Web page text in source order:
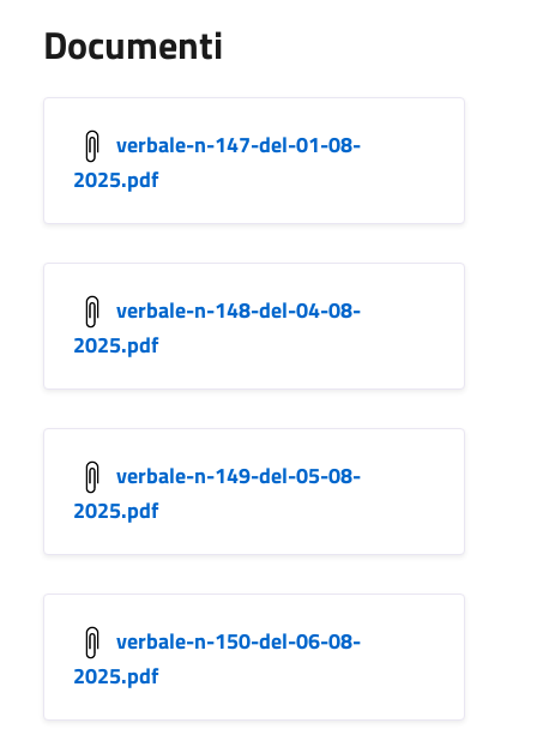
Documenti
verbale-n-147-del-01-08-
2025.pdf
verbale-n-148-del-04-08-
2025.pdf
verbale-n-149-del-05-08-
2025.pdf
verbale-n-150-del-06-08-
2025.pdf